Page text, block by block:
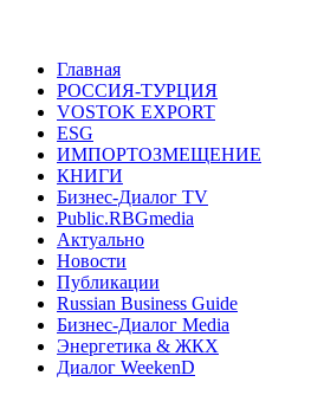
Главная
РОССИЯ-ТУРЦИЯ
VOSTOK EXPORT
ESG
ИМПОРТОЗМЕЩЕНИЕ
КНИГИ
Бизнес-Диалог TV
Public.RBGmedia
Актуально
Новости
Публикации
Russian Business Guide
Бизнес-Диалог Media
Энергетика & ЖКХ
Диалог WeekenD